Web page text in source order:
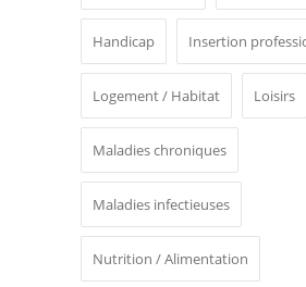
Handicap Insertion
Logement / Habitat Loisirs
Maladies chroniques
Maladies infectieuses
Nutrition / Alimentation